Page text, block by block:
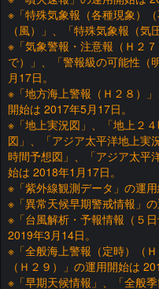
※「特殊気象報（各種現象）
（風）」、「特殊気象報（気
※「気象警報・注意報（Ｈ２
で）」、「警報級の可能性（
月17日。
※「地方海上警報（Ｈ２８）
開始は 2017年5月17日。
※「地上実況図」、「地上２
図」、「アジア太平洋地上実
時間予想図」、「アジア太平
始は 2018年1月17日。
※「紫外線観測データ」の運
※「異常天候早期警戒情報」
※「台風解析・予報情報（５
2019年3月14日。
※「全般海上警報（定時）（
（Ｈ２９）」の運用開始は
※「早期天候情報」、「全般